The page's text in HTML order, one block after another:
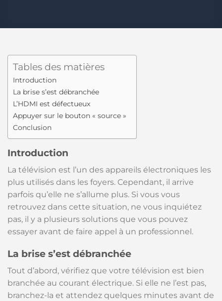
Tables des matières
Introduction
La brise s’est débranchée
L’HDMI est défectueux
Appuyer sur le bouton « source »
Conclusion
Introduction
La télévision est l’un des appareils électroniques les
plus utilisés dans les foyers. Cependant, il arrive
parfois qu’elle ne s’allume plus. Si vous vous
retrouvez dans cette situation, ne vous inquiétez
pas, il y a plusieurs solutions que vous pouvez
essayer avant de faire appel à un professionnel.
La brise s’est débranchée
Tout d’abord, vérifiez que votre télévision est bien
branchée au courant électrique. Si elle ne l’est pas,
branchez-la et attendez quelques minutes avant de